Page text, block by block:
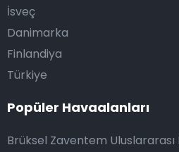
İsveç
Danimarka
Finlandiya
Türkiye
Popüler Havaalanları
Brüksel Zaventem Uluslararası